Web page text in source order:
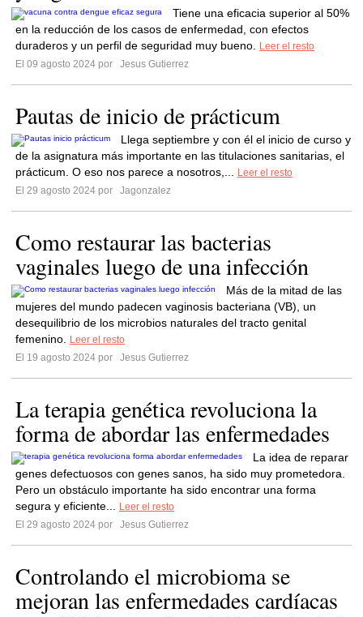
Tiene una eficacia superior al 50%
en la reducción de los casos de enfermedad, con efectos
duraderos y un perfil de seguridad muy bueno.
Leer el resto
El 09 agosto 2024 por
Jesus Gutierrez
Pautas de inicio de prácticum
Llega septiembre y con él el inicio de curso y
de la asignatura más importante en las titulaciones sanitarias, el
prácticum. O eso nos parece a nosotros,...
Leer el resto
El 29 agosto 2024 por
Jagonzalez
Como restaurar las bacterias
vaginales luego de una infección
Más de la mitad de las
mujeres del mundo padecen vaginosis bacteriana (VB), un
desequilibrio de los microbios naturales del tracto genital
femenino.
Leer el resto
El 19 agosto 2024 por
Jesus Gutierrez
La terapia genética revoluciona la
forma de abordar las enfermedades
La idea de reparar
genes defectuosos con genes sanos, ha sido muy prometedora.
Pero un obstáculo importante ha sido encontrar una forma
segura y eficiente...
Leer el resto
El 29 agosto 2024 por
Jesus Gutierrez
Controlando el microbioma se
mejoran las enfermedades cardíacas